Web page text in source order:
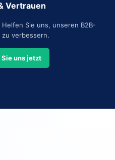
Vertrauen
Sie uns, unseren B2B-
verbessern.
Sie uns jetzt